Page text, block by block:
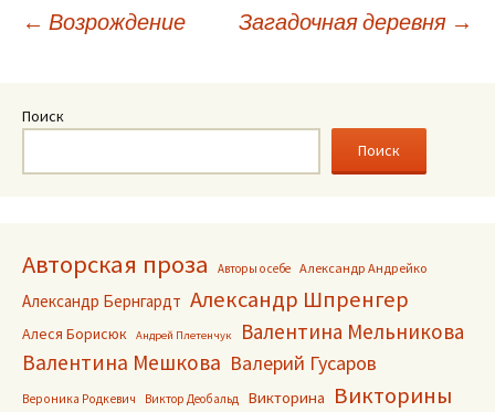
Навигация
по
записям
← Возрождение Загадочная деревня →
Поиск
Поиск
Авторская проза Авторы о себе Александр Андрейко
Александр Бернгардт Александр Шпренгер
Алеся Борисюк Андрей Плетенчук
Валентина Мельникова
Валентина Мешкова Валерий Гусаров
Вероника Родкевич Виктор Деобальд Викторина Викторины